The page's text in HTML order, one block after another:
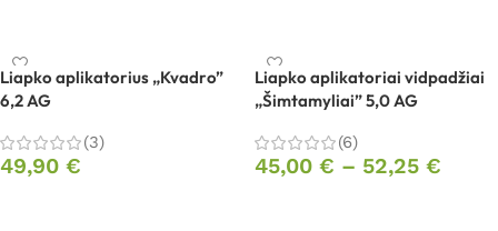
Liapko aplikatorius „Kvadro”
6,2 AG
(3)
49,90 €
Liapko aplikatoriai vidpadžiai
„Šimtamyliai” 5,0 AG
(6)
45,00 € – 52,25 €